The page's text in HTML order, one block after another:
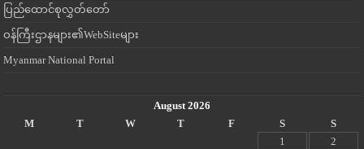
ပြည်ထောင်စုလွှတ်တော်
ဝန်ကြီးဌာနများ၏WebSiteများ
Myanmar National Portal
August 2026
M
T W T F S
S
1
2